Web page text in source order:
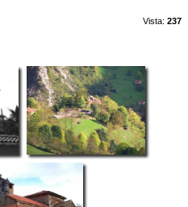
Vista: 237